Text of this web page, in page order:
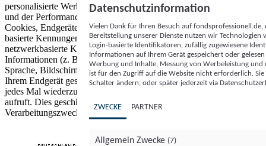
personalisierte Werbung und Inhalte, Messung von Werbeleistung
und der Performance von Inhalten sowie Zielgruppenforschung.
Cookies, Endgeräte- oder ähnliche Online-Kennungen (z. B. login-
basierte Kennungen, zufällig generierte Kennungen,
netzwerkbasierte Kennungen) können zusammen mit anderen
Informationen (z. B. Browsertyp und Browserinformationen,
Sprache, Bildschirmgröße, unterstützte Technologien usw.) auf
Ihrem Endgerät gespeichert oder von dort ausgelesen werden, um es
jedes Mal wiederzuerkennen, wenn es eine App oder einer Webseite
aufruft. Dies geschieht für einen oder mehrere der hier aufgeführten
Verarbeitungszwecke.
Datenschutzinformation
Vielen Dank für Ihren Besuch auf
Bereitstellung unserer Dienste nutzen wir Technologien
Login-basierte Identifikatoren, zufällig zugewiesene
Informationen auf Ihrem Gerät gespeichert oder
Werbung und Inhalte, Messung von Werbeleistung
ist für den Zugriff auf die Website nicht erforderlich.
Schalter ändern, oder später jederzeit via
ZWECKE PARTNER
Allgemein Zwecke (7)